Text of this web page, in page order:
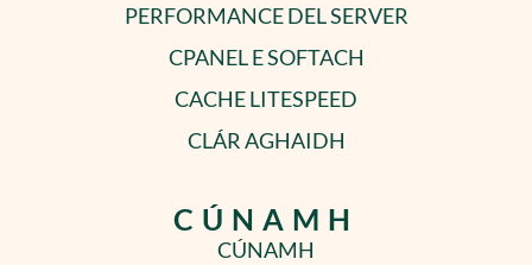
PERFORMANCE DEL SERVER
CPANEL E SOFTACH
CACHE LITESPEED
CLÁR AGHAIDH
CÚNAMH
CÚNAMH